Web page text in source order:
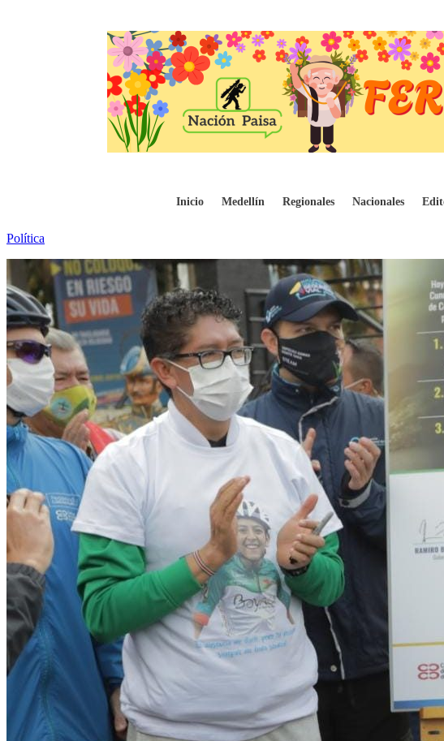
Inicio Medellín Regionales Nacionales
Suscriben pacto regional para la protección de los
Política